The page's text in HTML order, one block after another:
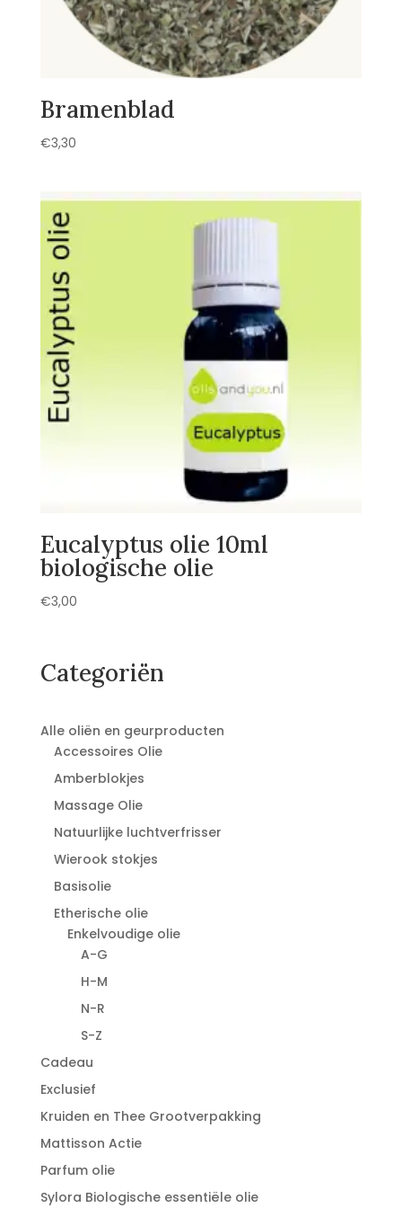
Bramenblad
€3,30
Eucalyptus olie 10ml
biologische olie
€3,00
Categoriën
Alle oliën en geurproducten
Accessoires Olie
Amberblokjes
Massage Olie
Natuurlijke luchtverfrisser
Wierook stokjes
Basisolie
Etherische olie
Enkelvoudige olie
A-G
H-M
N-R
S-Z
Cadeau
Exclusief
Kruiden en Thee Grootverpakking
Mattisson Actie
Parfum olie
Sylora Biologische essentiële olie